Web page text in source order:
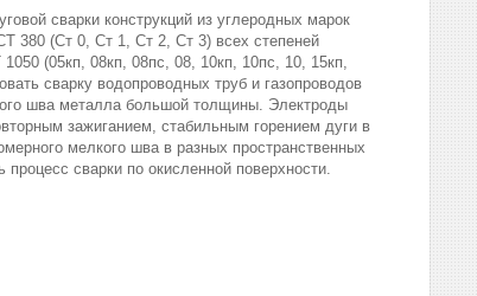
сварки конструкций из углеродных марок
380 (Ст 0, Ст 1, Ст 2, Ст 3) всех степеней
(05кп, 08кп, 08пс, 08, 10кп, 10пс, 10, 15кп,
сварку водопроводных труб и газопроводов
шва металла большой толщины. Электроды
зажиганием, стабильным горением дуги в
мелкого шва в разных пространственных
процесс сварки по окисленной поверхности.